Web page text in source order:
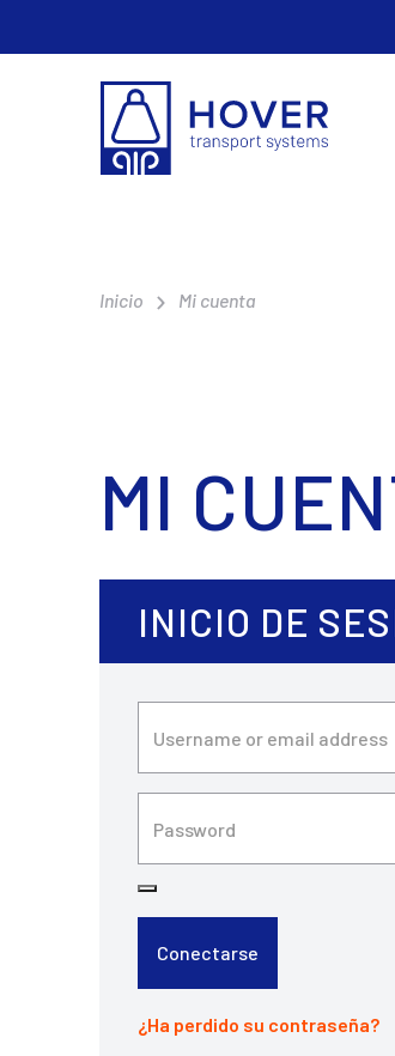
Inicio Mi cuenta
MI
INICIO DE
Conectarse
¿Ha perdido su contraseña?